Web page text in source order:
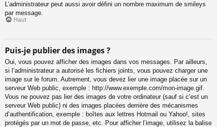
L’administrateur peut aussi avoir défini un nombre maximum de smileys
par message.
Haut
Puis-je publier des images ?
Oui, vous pouvez afficher des images dans vos messages. Par ailleurs,
si l’administrateur a autorisé les fichiers joints, vous pouvez charger une
image sur le forum. Autrement, vous devez lier une image placée sur un
serveur Web public, exemple : http://www.exemple.com/mon-image.gif.
Vous ne pouvez pas lier des images de votre ordinateur (sauf si c’est un
serveur Web public) ni des images placées derrière des mécanismes
d’authentification, exemple : boîtes aux lettres Hotmail ou Yahoo!, sites
protégés par un mot de passe, etc. Pour afficher l’image, utilisez la balise